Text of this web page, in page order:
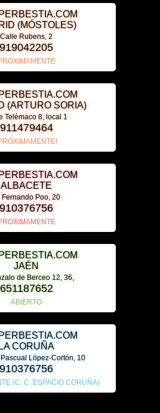
(MÓSTOLES)
Calle Rubens, 2
919042205
(ARTURO SORIA)
Telémaco 8, local 1
911479464
ALBACETE
Fernando Poo, 20
910376756
JAÉN
de Berceo 12, 36,
651187652
ABIERTO
LA CORUÑA
López-Cortón, 10
910376756
(C. C. ESPACIO CORUÑA)